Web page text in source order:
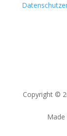
Copyright ©